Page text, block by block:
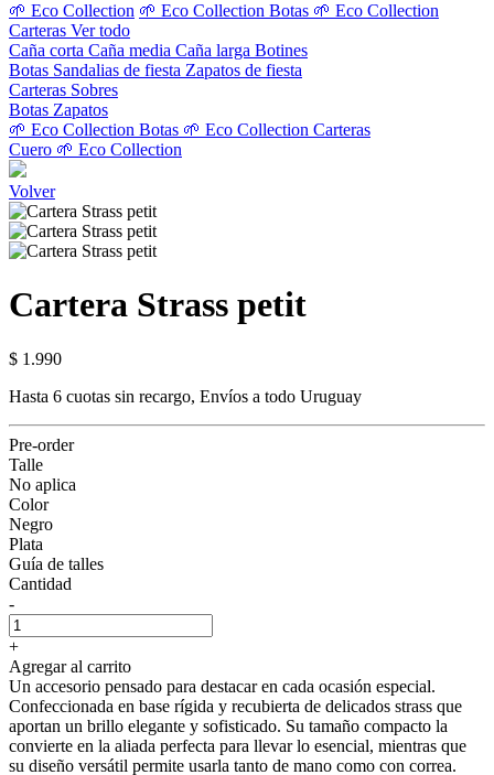
🌱 Eco Collection 🌱 Eco Collection Botas 🌱 Eco Collection
Carteras Ver todo
Caña corta Caña media Caña larga Botines
Botas Sandalias de fiesta Zapatos de fiesta
Carteras Sobres
Botas Zapatos
🌱 Eco Collection Botas 🌱 Eco Collection Carteras
Cuero 🌱 Eco Collection
Volver
Cartera Strass petit
$ 1.990
Hasta 6 cuotas sin recargo, Envíos a todo Uruguay
Pre-order
Talle
No aplica
Color
Negro
Plata
Guía de talles
Cantidad
-
+
Agregar al carrito
Un accesorio pensado para destacar en cada ocasión especial.
Confeccionada en base rígida y recubierta de delicados strass que
aportan un brillo elegante y sofisticado. Su tamaño compacto la
convierte en la aliada perfecta para llevar lo esencial, mientras que
su diseño versátil permite usarla tanto de mano como con correa.